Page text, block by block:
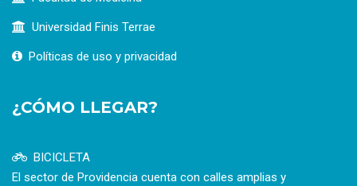
Universidad Finis Terrae
Políticas de uso y privacidad
¿CÓMO LLEGAR?
BICICLETA
El sector de Providencia cuenta con calles amplias y